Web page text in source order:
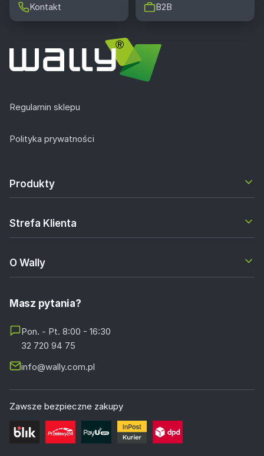
Kontakt B2B
Regulamin sklepu
Polityka prywatności
Produkty
Strefa Klienta
O Wally
Masz pytania?
Pon. - Pt. 8:00 - 16:30
32 720 94 75
info@wally.com.pl
Zawsze bezpieczne zakupy